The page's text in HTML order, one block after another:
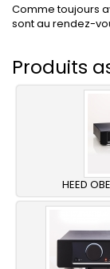
Comme toujours
sont au rendez-
Produits
HEED